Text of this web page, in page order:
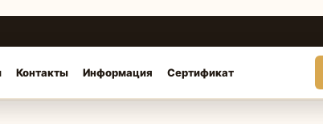
Контакты Информация Сертификат